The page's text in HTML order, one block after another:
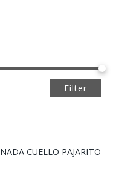
Filter
CUELLO PAJARITO